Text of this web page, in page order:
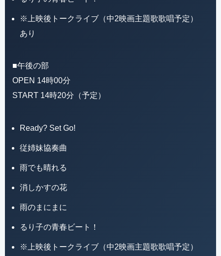
※上映後トークライブ（中2映画主題歌歌唱予定）
あり
■午後の部
OPEN 14時00分
START 14時20分（予定）
Ready? Set Go!
従姉妹協奏曲
雨でも晴れる
消しかすの花
雨のまにまに
るり子の青春ビート！
※上映後トークライブ（中2映画主題歌歌唱予定）